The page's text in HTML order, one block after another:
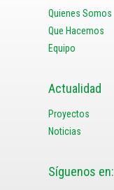
Quienes Somos
Que Hacemos
Equipo
Actualidad
Proyectos
Noticias
Síguenos en: